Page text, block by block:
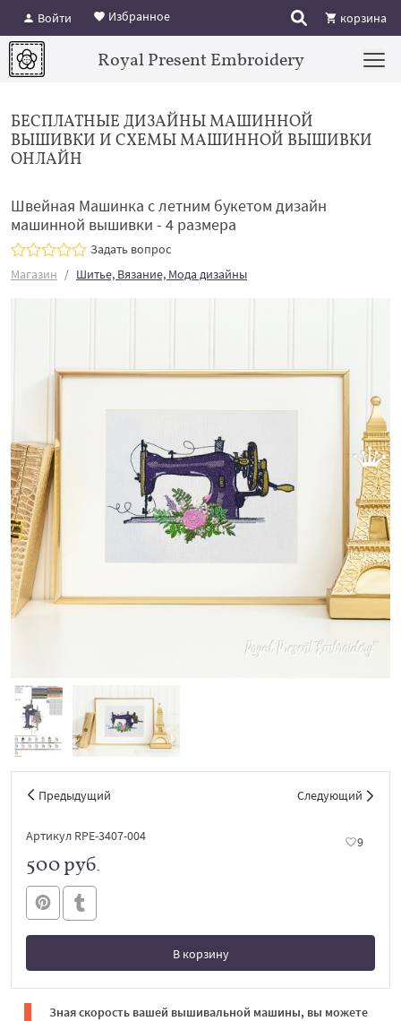
Войти Избранное корзина
Royal Present Embroidery
БЕСПЛАТНЫЕ ДИЗАЙНЫ МАШИННОЙ
ВЫШИВКИ И СХЕМЫ МАШИННОЙ ВЫШИВКИ
ОНЛАЙН
Швейная Машинка с летним букетом дизайн
машинной вышивки - 4 размера
Задать вопрос
Магазин
Шитье, Вязание, Мода дизайны
Предыдущий Следующий
Артикул RPE-3407-004 9
500 руб.
В корзину
В корзине
Зная скорость вашей вышивальной машины, вы можете